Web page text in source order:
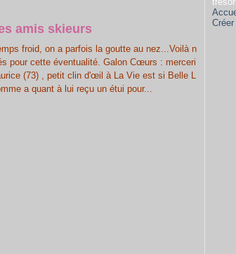
amis skieurs
froid, on a parfois la goutte au nez...Voilà n
pour cette éventualité. Galon Cœurs : merceri
(73) , petit clin d'œil à La Vie est si Belle L
a quant à lui reçu un étui pour...